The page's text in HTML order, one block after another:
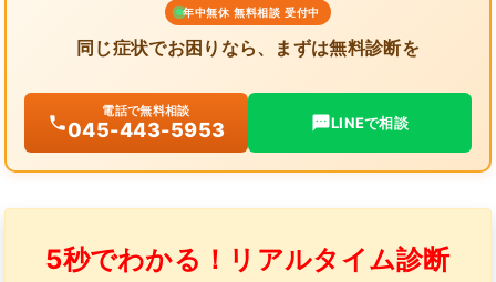
年中無休 無料相談 受付中
同じ症状でお困りなら、まずは無料診断を
電話で無料相談
045-443-5953 LINEで相談
5秒でわかる！リアルタイム診断